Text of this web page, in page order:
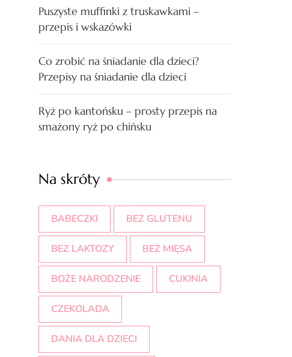
Puszyste muffinki z truskawkami –
przepis i wskazówki
Co zrobić na śniadanie dla dzieci?
Przepisy na śniadanie dla dzieci
Ryż po kantońsku – prosty przepis na
smażony ryż po chińsku
Na skróty
BABECZKI BEZ GLUTENU
BEZ LAKTOZY BEZ MIĘSA
BOŻE NARODZENIE CUKINIA
CZEKOLADA
DANIA DLA DZIECI